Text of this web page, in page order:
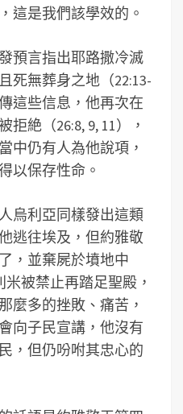
這是我們該學效的。
預言指出耶路撒冷滅
死無葬身之地（22:13-
這些信息，他再次在
絶（26:8, 9, 11），
中仍有人為他說項，
以保存性命。
烏利亞同樣發出這類
逃往埃及，但約雅敬
，並棄屍於墳地中
米被禁止再踏足聖殿，
麼多的挫敗、痛苦，
向子民宣講，他沒有
，但仍吩咐其忠心的